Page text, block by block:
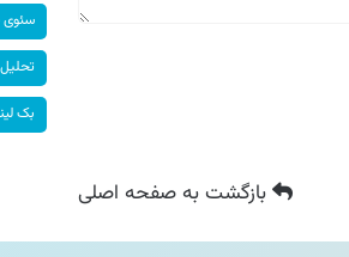
بازگشتبه صفحه اصلی
سئوی
تحلیل
بک لینک